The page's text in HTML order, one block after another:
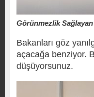
Görünmezlik
Bakanları göz
açacağa benziyor.
düşüyorsunuz.